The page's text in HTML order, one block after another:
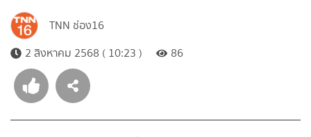
TNN ช่อง16
2 สิงหาคม 2568 ( 10:23 )
86